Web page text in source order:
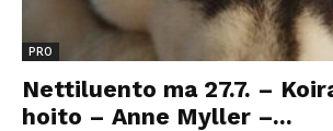
PRO
Nettiluento ma 27.7. –
hoito – Anne Myller –...